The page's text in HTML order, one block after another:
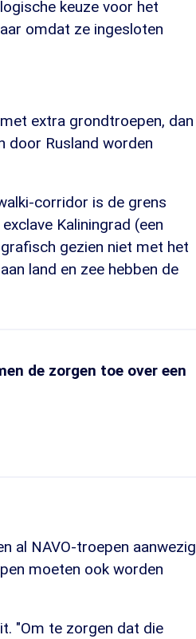
keuze voor het
omdat ze ingesloten
extra grondtroepen, dan
door Rusland worden
corridor is de grens
Kaliningrad (een
gezien niet met het
land en zee hebben de
de zorgen toe over een
al NAVO-troepen aanwezig
moeten ook worden
"Om te zorgen dat die